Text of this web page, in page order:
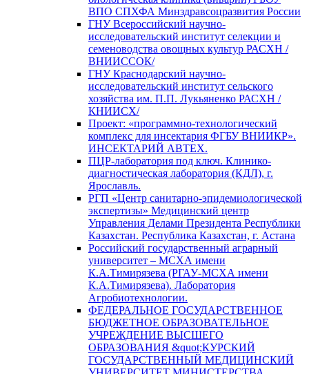
ВПО СПХФА Минздравсоцразвития России
ГНУ Всероссийский научно-
исследовательский институт селекции и
семеноводства овощных культур РАСХН /
ВНИИССОК/
ГНУ Краснодарский научно-
исследовательский институт сельского
хозяйства им. П.П. Лукьяненко РАСХН /
КНИИСХ/
Проект: «программно-технологический
комплекс для инсектария ФГБУ ВНИИКР».
ИНСЕКТАРИЙ АВТЕХ.
ПЦР-лаборатория под ключ. Клинико-
диагностическая лаборатория (КДЛ), г.
Ярославль.
РГП «Центр санитарно-эпидемиологической
экспертизы» Медицинский центр
Управления Делами Президента Республики
Казахстан. Республика Казахстан, г. Астана
Российский государственный аграрный
университет – МСХА имени
К.А.Тимирязева (РГАУ-МСХА имени
К.А.Тимирязева). Лаборатория
Агробиотехнологии.
ФЕДЕРАЛЬНОЕ ГОСУДАРСТВЕННОЕ
БЮДЖЕТНОЕ ОБРАЗОВАТЕЛЬНОЕ
УЧРЕЖДЕНИЕ ВЫСШЕГО
ОБРАЗОВАНИЯ &quot;КУРСКИЙ
ГОСУДАРСТВЕННЫЙ МЕДИЦИНСКИЙ